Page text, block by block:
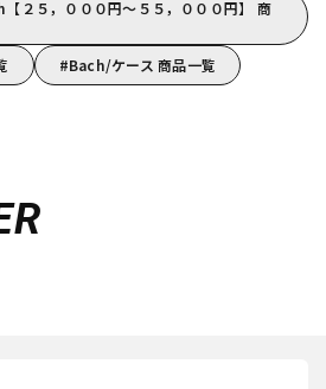
２５，０００円～５５，０００円】 商
Bach/ケース 商品一覧